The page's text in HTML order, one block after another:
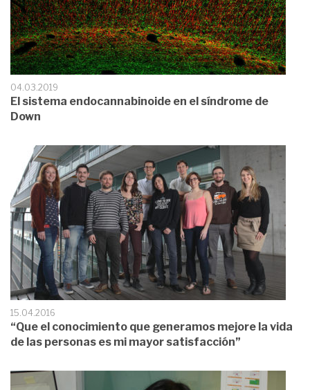
04.03.2019
El sistema endocannabinoide en el síndrome de
Down
15.04.2016
“Que el conocimiento que generamos mejore la vida
de las personas es mi mayor satisfacción”